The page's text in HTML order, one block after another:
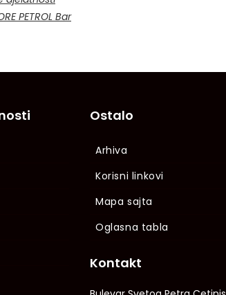
PETROL Bar
Ostalo
Arhiva
Korisni linkovi
Mapa sajta
Oglasna tabla
Kontakt